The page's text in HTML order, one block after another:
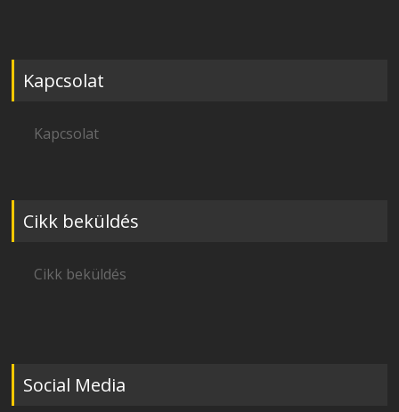
Kapcsolat
Kapcsolat
Cikk beküldés
Cikk beküldés
Social Media